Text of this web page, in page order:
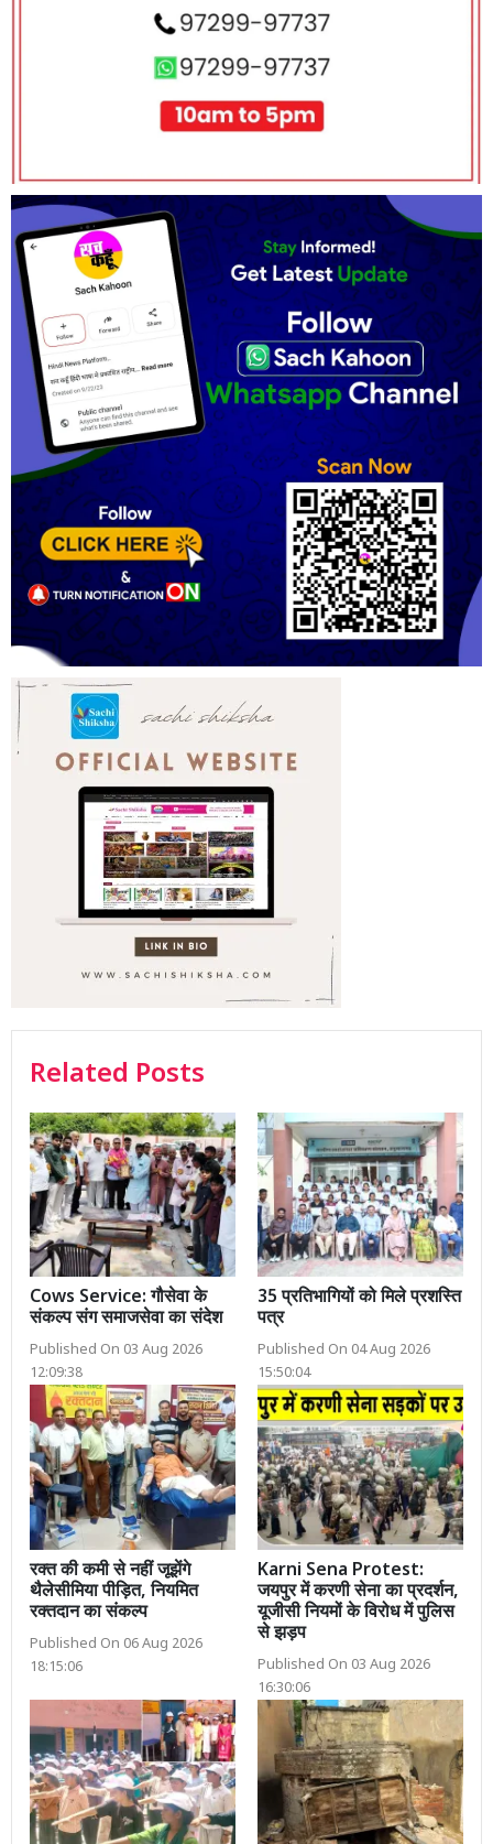
Related Posts
Cows Service: गौसेवा के
संकल्प संग समाजसेवा का संदेश
Published On 03 Aug 2026
12:09:38
35 प्रतिभागियों को मिले प्रशस्ति
पत्र
Published On 04 Aug 2026
15:50:04
रक्त की कमी से नहीं जूझेंगे
थैलेसीमिया पीड़ित, नियमित
रक्तदान का संकल्प
Published On 06 Aug 2026
18:15:06
Karni Sena Protest:
जयपुर में करणी सेना का प्रदर्शन,
यूजीसी नियमों के विरोध में पुलिस
से झड़प
Published On 03 Aug 2026
16:30:06